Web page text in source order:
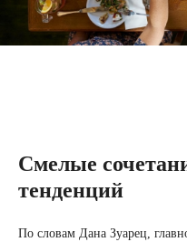
Смелые
тенденций
По словам Дана Зуарец,